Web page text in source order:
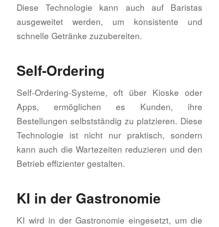
Diese Technologie kann auch auf Baristas
ausgeweitet werden, um konsistente und
schnelle Getränke zuzubereiten.
Self-Ordering
Self-Ordering-Systeme, oft über Kioske oder
Apps, ermöglichen es Kunden, ihre
Bestellungen selbstständig zu platzieren. Diese
Technologie ist nicht nur praktisch, sondern
kann auch die Wartezeiten reduzieren und den
Betrieb effizienter gestalten.
KI in der Gastronomie
KI wird in der Gastronomie eingesetzt, um die